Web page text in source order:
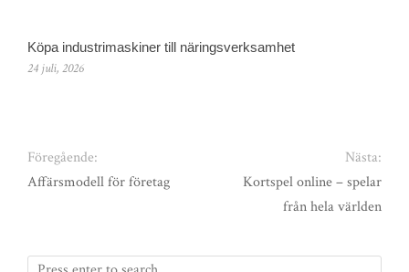
Köpa industrimaskiner till näringsverksamhet
24 juli, 2026
Föregående:
Affärsmodell för företag
Nästa:
Kortspel online – spelar
från hela världen